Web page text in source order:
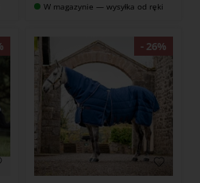
W magazynie — wysyłka od ręki